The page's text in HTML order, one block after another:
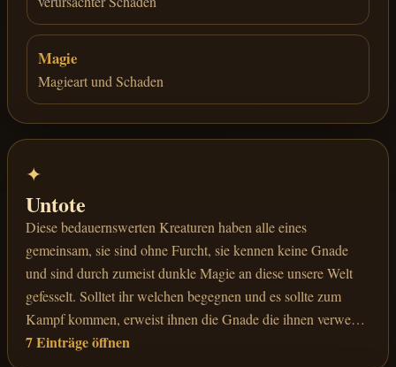
Magie
Magieart und Schaden
✦
Untote
Diese bedauernswerten Kreaturen haben alle eines
gemeinsam, sie sind ohne Furcht, sie kennen keine Gnade
und sind durch zumeist dunkle Magie an diese unsere Welt
gefesselt. Solltet ihr welchen begegnen und es sollte zum
Kampf kommen, erweist ihnen die Gnade die ihnen verwehrt
wurde und vernichtet sie. Nekromanten verstehen sich zudem
7 Einträge öffnen